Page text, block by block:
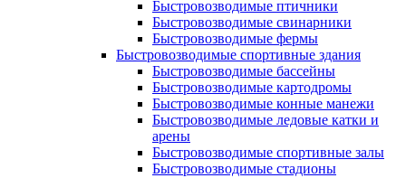
Быстровозводимые птичники
Быстровозводимые свинарники
Быстровозводимые фермы
Быстровозводимые спортивные здания
Быстровозводимые бассейны
Быстровозводимые картодромы
Быстровозводимые конные манежи
Быстровозводимые ледовые катки и
арены
Быстровозводимые спортивные залы
Быстровозводимые стадионы